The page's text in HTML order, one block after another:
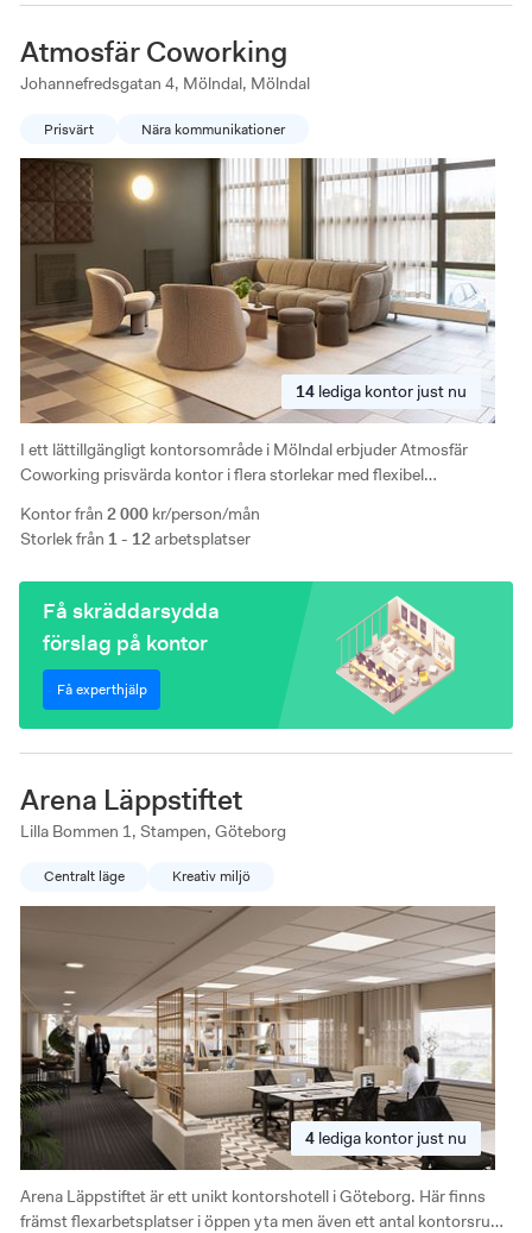
Atmosfär Coworking
Johannefredsgatan 4, Mölndal, Mölndal
Prisvärt Nära kommunikationer
14 lediga kontor just nu
Kontor från 2 000 kr/person/mån
Storlek från 1 - 12arbetsplatser
I ett lättillgängligt kontorsområde i Mölndal erbjuder Atmosfär
Coworking prisvärda kontor i flera storlekar med flexibel
kostnadsfria mötesrum och parkeringsmöjligheter med
elbilsladdning.
Få skräddarsydda
förslag på kontor
Få experthjälp
Arena Läppstiftet
Lilla Bommen 1, Stampen, Göteborg
Centralt läge Kreativ miljö
4 lediga kontor just nu
Arena Läppstiftet är ett unikt kontorshotell i Göteborg. Här finns
främst flexarbetsplatser i öppen yta men även ett antal kontorsrum.